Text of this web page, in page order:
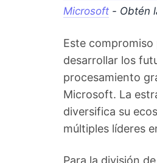
Microsoft - Obtén
Este compromiso
desarrollar los
procesamiento
Microsoft. La
diversifica su
múltiples líderes
Para la división